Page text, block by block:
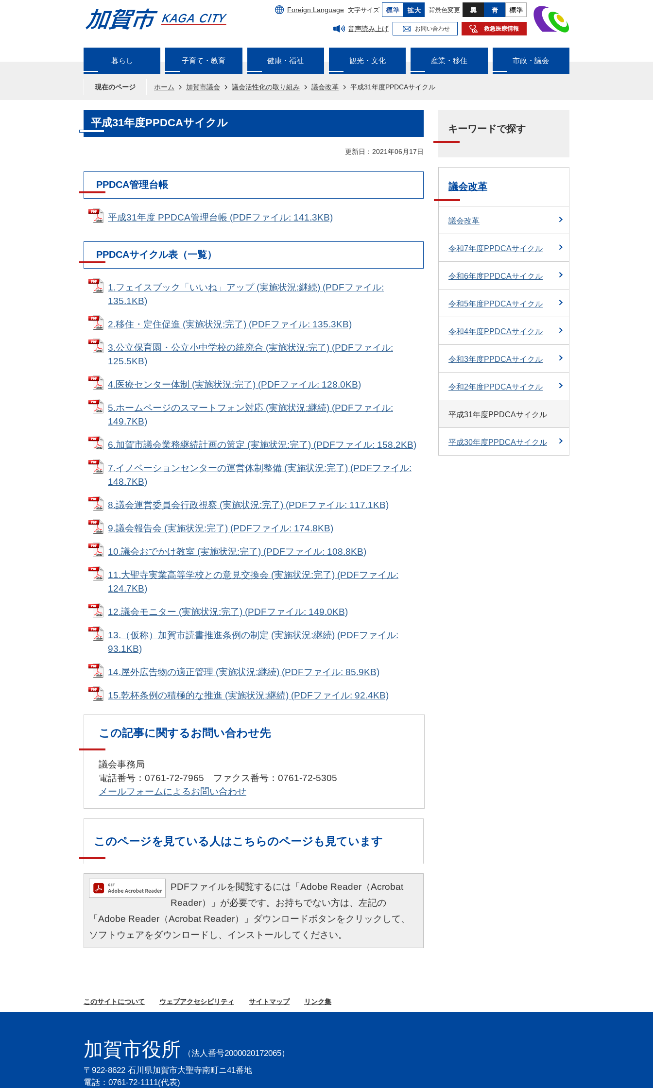
Foreign Language 文字サイズ 背景色変更
音声読み上げ お問い合わせ 救急医療情報
暮らし 子育て・教育 健康・福祉 観光・文化 産業・移住 市政・議会
現在のページ ホーム 加賀市議会 議会活性化の取り組み 議会改革 平成31年度PPDCAサイクル
平成31年度PPDCAサイクル
更新日：2021年06月17日
PPDCA管理台帳
平成31年度 PPDCA管理台帳 (PDFファイル: 141.3KB)
PPDCAサイクル表（一覧）
1.フェイスブック「いいね」アップ (実施状況:継続) (PDFファイル:
135.1KB)
2.移住・定住促進 (実施状況:完了) (PDFファイル: 135.3KB)
3.公立保育園・公立小中学校の統廃合 (実施状況:完了) (PDFファイル:
125.5KB)
4.医療センター体制 (実施状況:完了) (PDFファイル: 128.0KB)
5.ホームページのスマートフォン対応 (実施状況:継続) (PDFファイル:
149.7KB)
6.加賀市議会業務継続計画の策定 (実施状況:完了) (PDFファイル: 158.2KB)
7.イノベーションセンターの運営体制整備 (実施状況:完了) (PDFファイル:
148.7KB)
8.議会運営委員会行政視察 (実施状況:完了) (PDFファイル: 117.1KB)
9.議会報告会 (実施状況:完了) (PDFファイル: 174.8KB)
10.議会おでかけ教室 (実施状況:完了) (PDFファイル: 108.8KB)
11.大聖寺実業高等学校との意見交換会 (実施状況:完了) (PDFファイル:
124.7KB)
12.議会モニター (実施状況:完了) (PDFファイル: 149.0KB)
13.（仮称）加賀市読書推進条例の制定 (実施状況:継続) (PDFファイル:
93.1KB)
14.屋外広告物の適正管理 (実施状況:継続) (PDFファイル: 85.9KB)
15.乾杯条例の積極的な推進 (実施状況:継続) (PDFファイル: 92.4KB)
この記事に関するお問い合わせ先
議会事務局
電話番号：0761-72-7965 ファクス番号：0761-72-5305
メールフォームによるお問い合わせ
このページを見ている人はこちらのページも見ています
PDFファイルを閲覧するには「Adobe Reader（Acrobat
Reader）」が必要です。お持ちでない方は、左記の
「Adobe Reader（Acrobat Reader）」ダウンロードボタンをクリックして、
ソフトウェアをダウンロードし、インストールしてください。
キーワードで探す
議会改革
議会改革
令和7年度PPDCAサイクル
令和6年度PPDCAサイクル
令和5年度PPDCAサイクル
令和4年度PPDCAサイクル
令和3年度PPDCAサイクル
令和2年度PPDCAサイクル
平成31年度PPDCAサイクル
平成30年度PPDCAサイクル
このサイトについて ウェブアクセシビリティ サイトマップ リンク集
加賀市役所
（法人番号2000020172065）
〒922-8622 石川県加賀市大聖寺南町ニ41番地
電話：0761-72-1111(代表)